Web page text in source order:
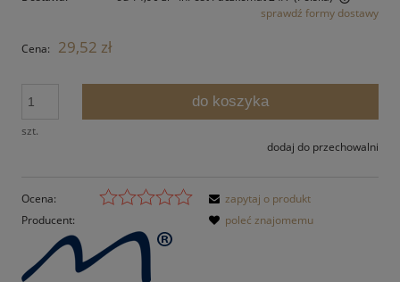
Cena nie zawiera ewentualnych kosztów płatnościsprawdź formy dostawy
Cena: 29,52 zł
szt.
do koszyka
dodaj do przechowalni
Ocena:
Producent:
zapytaj o produkt
poleć znajomemu